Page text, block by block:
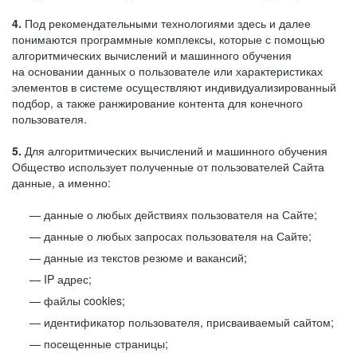
4. Под рекомендательными технологиями здесь и далее
понимаются программные комплексы, которые с помощью
алгоритмических вычислений и машинного обучения
на основании данных о пользователе или характеристиках
элементов в системе осуществляют индивидуализированный
подбор, а также ранжирование контента для конечного
пользователя.
5. Для алгоритмических вычислений и машинного обучения
Общество использует полученные от пользователей Сайта
данные, а именно:
данные о любых действиях пользователя на Сайте;
данные о любых запросах пользователя на Сайте;
данные из текстов резюме и вакансий;
IP адрес;
файлы cookies;
идентификатор пользователя, присваиваемый сайтом;
посещенные страницы;